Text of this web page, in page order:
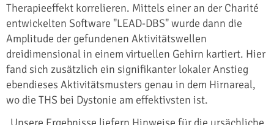
Therapieeffekt korrelieren. Mittels einer an der Charité
entwickelten Software "LEAD-DBS" wurde dann die
Amplitude der gefundenen Aktivitätswellen
dreidimensional in einem virtuellen Gehirn kartiert. Hier
fand sich zusätzlich ein signifikanter lokaler Anstieg
ebendieses Aktivitätsmusters genau in dem Hirnareal,
wo die THS bei Dystonie am effektivsten ist.